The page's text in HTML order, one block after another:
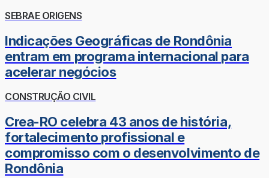
SEBRAE ORIGENS
Indicações Geográficas de Rondônia
entram em programa internacional para
acelerar negócios
CONSTRUÇÃO CIVIL
Crea-RO celebra 43 anos de história,
fortalecimento profissional e
compromisso com o desenvolvimento de
Rondônia